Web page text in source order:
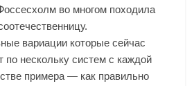
во многом походила
вариации которые сейчас
по нескольку систем с каждой
примера — как правильно